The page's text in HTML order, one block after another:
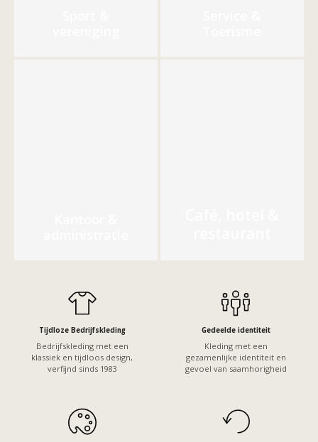
Tijdloze Bedrijfskleding
Bedrijfskleding met een
klassiek en tijdloos design,
verfijnd sinds 1983
Gedeelde identiteit
Kleding met een
gezamenlijke identiteit en
gevoel van saamhorigheid